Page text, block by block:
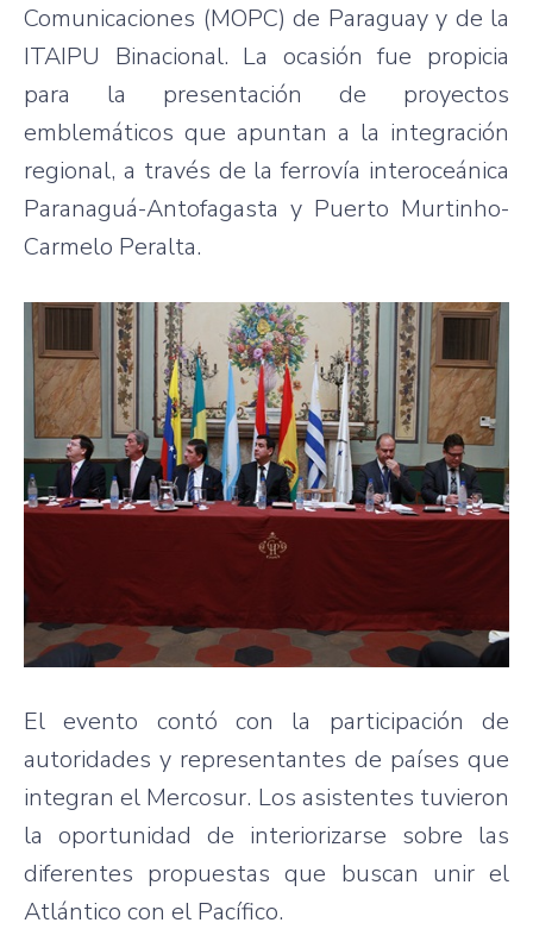
Comunicaciones (MOPC) de Paraguay y de la
ITAIPU Binacional. La ocasión fue propicia
para la presentación de proyectos
emblemáticos que apuntan a la integración
regional, a través de la ferrovía interoceánica
Paranaguá-Antofagasta y Puerto Murtinho-
Carmelo Peralta.
El evento contó con la participación de
autoridades y representantes de países que
integran el Mercosur. Los asistentes tuvieron
la oportunidad de interiorizarse sobre las
diferentes propuestas que buscan unir el
Atlántico con el Pacífico.